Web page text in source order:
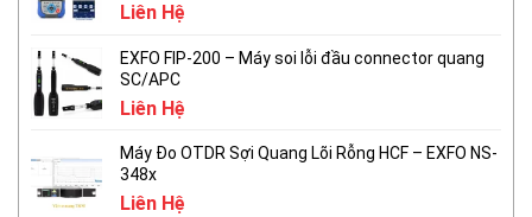
Liên Hệ
EXFO FIP-200 – Máy soi lỗi đầu connector quang
SC/APC
Liên Hệ
Máy Đo OTDR Sợi Quang Lõi Rỗng HCF – EXFO NS-
348x
Liên Hệ